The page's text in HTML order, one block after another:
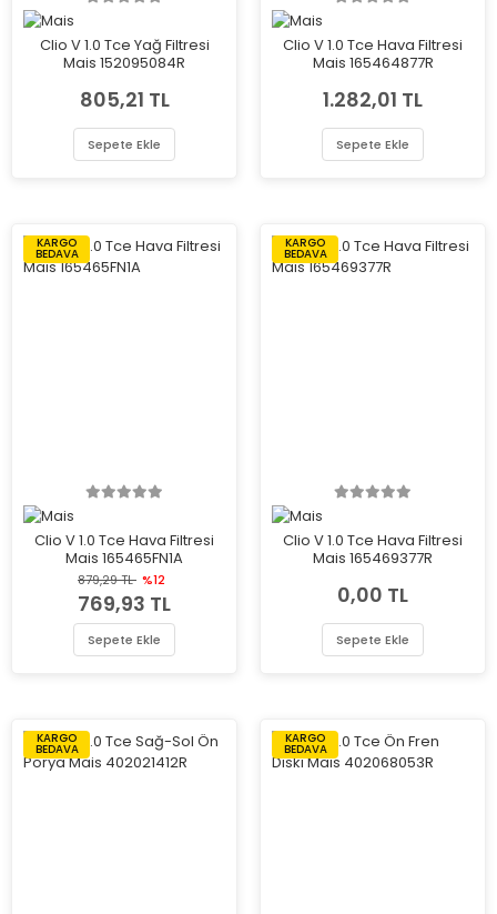
Clio V 1.0 Tce Yağ Filtresi
Mais 152095084R
805,21 TL
Sepete Ekle
Clio V 1.0 Tce Hava Filtresi
Mais 165464877R
1.282,01 TL
Sepete Ekle
KARGO
BEDAVA
Clio V 1.0 Tce Hava Filtresi
Mais 165465FN1A
879,29 TL %12
769,93 TL
Sepete Ekle
KARGO
BEDAVA
Clio V 1.0 Tce Hava Filtresi
Mais 165469377R
0,00 TL
Sepete Ekle
KARGO
BEDAVA
KARGO
BEDAVA